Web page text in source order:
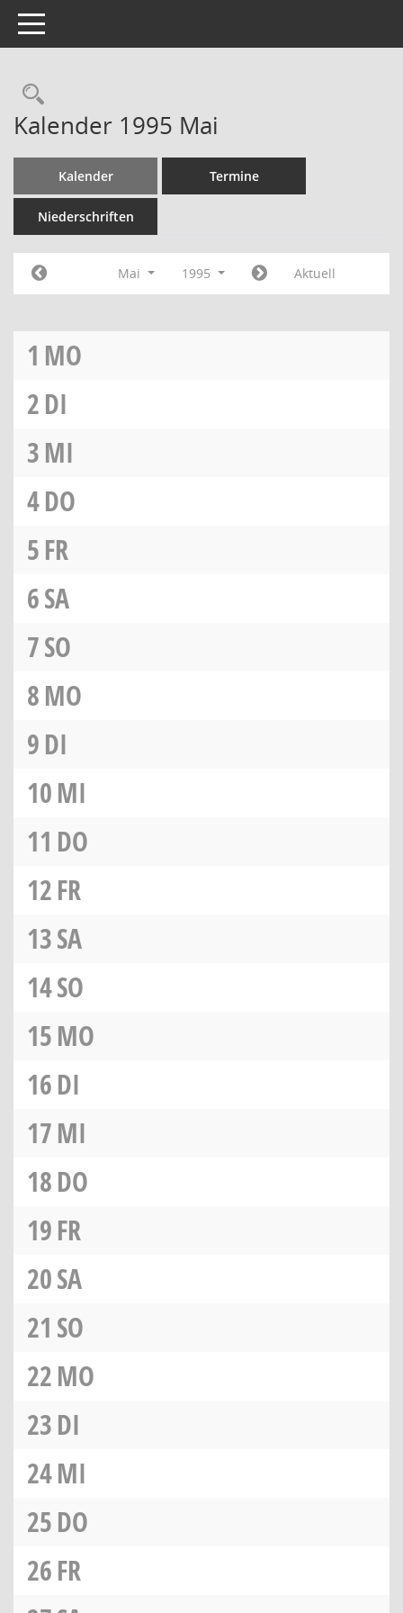
Toggle navigation
Rechercheauswahl
Kalender 1995 Mai
Kalender Termine
Niederschriften
Mai 1995 Aktuell
1 MO
2DI
3MI
4DO
5FR
6SA
7SO
8MO
9DI
10MI
11 DO
12FR
13SA
14SO
15MO
16DI
17MI
18DO
19FR
20SA
21 SO
22MO
23DI
24MI
25DO
26FR